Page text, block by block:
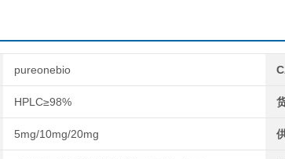
pureonebio
HPLC≥98%
5mg/10mg/20mg